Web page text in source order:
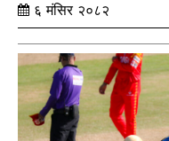
६ मंसिर २०८२